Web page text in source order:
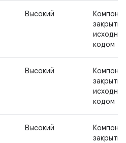
Высокий
закрытым
кодом
Высокий
закрытым
кодом
Высокий
закрытым